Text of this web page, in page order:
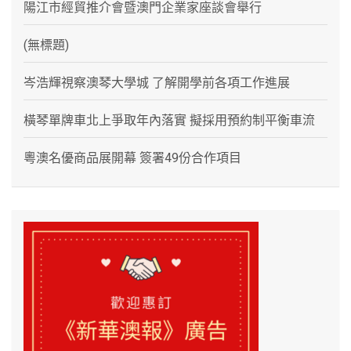
陽江市經貿推介會暨澳門企業家座談會舉行
(無標題)
岑浩輝視察澳琴大學城 了解開學前各項工作進展
橫琴單牌車北上爭取年內落實 擬採用預約制平衡車流
粵澳名優商品展開幕 簽署49份合作項目